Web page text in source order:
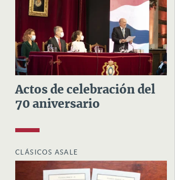
Actos de celebración del
70 aniversario
CLÁSICOS ASALE